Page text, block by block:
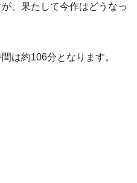
、果たして今作はどうなっ
は約106分となります。